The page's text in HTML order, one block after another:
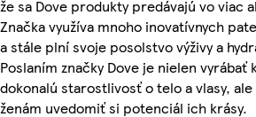
že sa Dove produkty predávajú vo viac
Značka využíva mnoho inovatívnych
a stále plní svoje posolstvo výživy a
Poslaním značky Dove je nielen
dokonalú starostlivosť o telo a vlasy,
ženám uvedomiť si potenciál ich krásy.